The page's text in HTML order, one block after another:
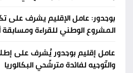
بوجدور: عامل الإقليم يشرف على
المشروع الوطني للقراءة ومسابقة
عامل إقليم بوجدور يُشرف على
والتّوجيه لفائدة مترشّحي البكالوريا